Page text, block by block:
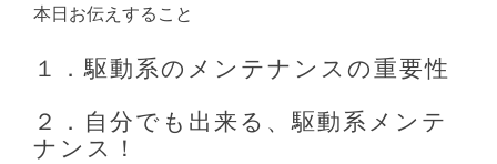
本日お伝えすること
１．駆動系のメンテナンスの重要性
２．自分でも出来る、駆動系メンテ
ナンス！